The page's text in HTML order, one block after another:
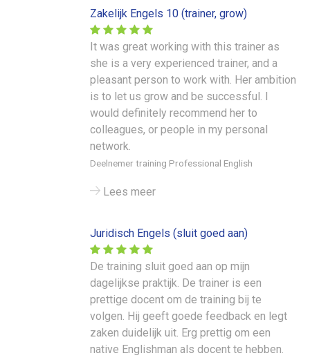
Zakelijk Engels 10 (trainer, grow)
It was great working with this trainer as
she is a very experienced trainer, and a
pleasant person to work with. Her ambition
is to let us grow and be successful. I
would definitely recommend her to
colleagues, or people in my personal
network.
Deelnemer training Professional English
Lees meer
Juridisch Engels (sluit goed aan)
De training sluit goed aan op mijn
dagelijkse praktijk. De trainer is een
prettige docent om de training bij te
volgen. Hij geeft goede feedback en legt
zaken duidelijk uit. Erg prettig om een
native Englishman als docent te hebben.